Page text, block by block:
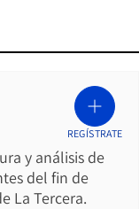
y análisis de
del fin de
La Tercera.
REGÍSTRATE